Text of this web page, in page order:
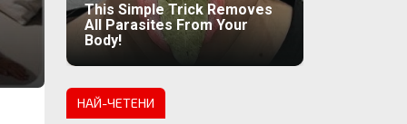
This Simple Trick Removes
All Parasites From Your
Body!
НАЙ-ЧЕТЕНИ